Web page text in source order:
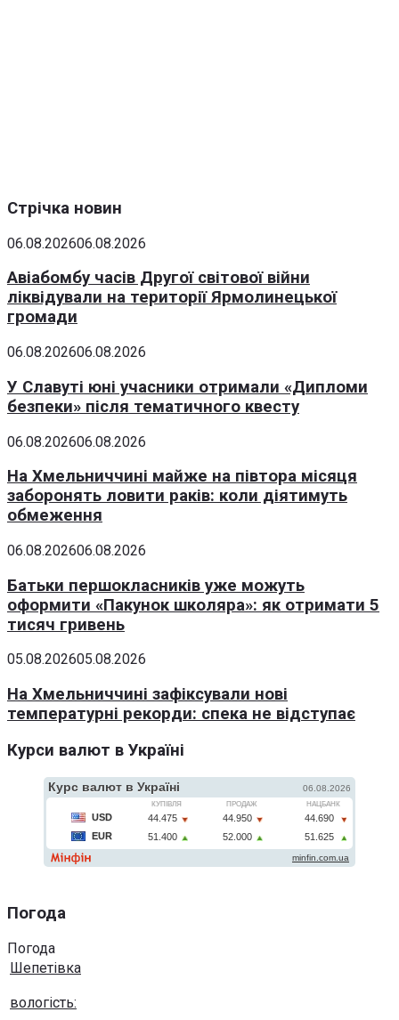
Стрічка новин
06.08.202606.08.2026
Авіабомбу часів Другої світової війни
ліквідували на території Ярмолинецької
громади
06.08.202606.08.2026
У Славуті юні учасники отримали «Дипломи
безпеки» після тематичного квесту
06.08.202606.08.2026
На Хмельниччині майже на півтора місяця
заборонять ловити раків: коли діятимуть
обмеження
06.08.202606.08.2026
Батьки першокласників уже можуть
оформити «Пакунок школяра»: як отримати 5
тисяч гривень
05.08.202605.08.2026
На Хмельниччині зафіксували нові
температурні рекорди: спека не відступає
Курси валют в Україні
Погода
Погода
Шепетівка
вологість: